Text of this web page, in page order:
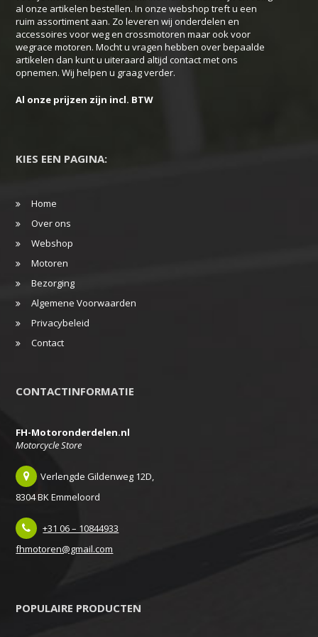
worden
op
de
productpagina
al onze artikelen bestellen. In onze webshop treft u een
ruim assortiment aan. Zo leveren wij onderdelen en
accessoires voor weg en crossmotoren maar ook voor
wegrace motoren. Mocht u vragen hebben over bepaalde
artikelen dan kunt u uiteraard altijd contact met ons
opnemen. Wij helpen u graag verder.
Al onze prijzen zijn incl. BTW
KIES EEN PAGINA:
Home
Over ons
Webshop
Motoren
Bezorging
Algemene Voorwaarden
Privacybeleid
Contact
CONTACTINFORMATIE
FH-Motoronderdelen.nl
Motorcycle Store
Verlengde Gildenweg 12D,
8304 BK Emmeloord
+31 06 – 10844933
fhmotoren@gmail.com
POPULAIRE PRODUCTEN